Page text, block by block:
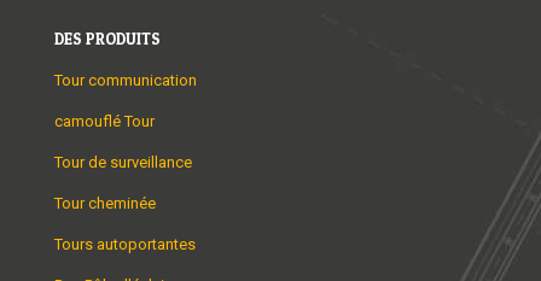
DES PRODUITS
Tour communication
camouflé Tour
Tour de surveillance
Tour cheminée
Tours autoportantes